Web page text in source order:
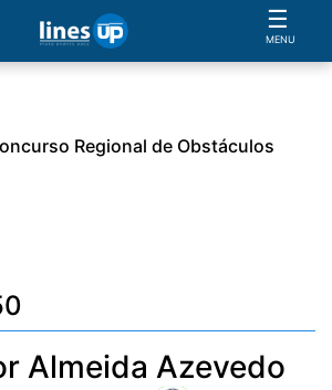
☰
MENU
Regional de Obstáculos
Almeida Azevedo